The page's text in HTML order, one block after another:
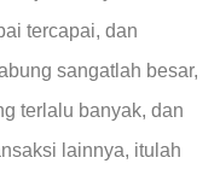
tercapai, dan
sangatlah besar,
terlalu banyak, dan
lainnya, itulah